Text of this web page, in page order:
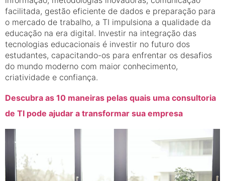
facilitada, gestão eficiente de dados e preparação para
o mercado de trabalho, a TI impulsiona a qualidade da
educação na era digital. Investir na integração das
tecnologias educacionais é investir no futuro dos
estudantes, capacitando-os para enfrentar os desafios
do mundo moderno com maior conhecimento,
criatividade e confiança.
Descubra as 10 maneiras pelas quais uma consultoria
de TI pode ajudar a transformar sua empresa